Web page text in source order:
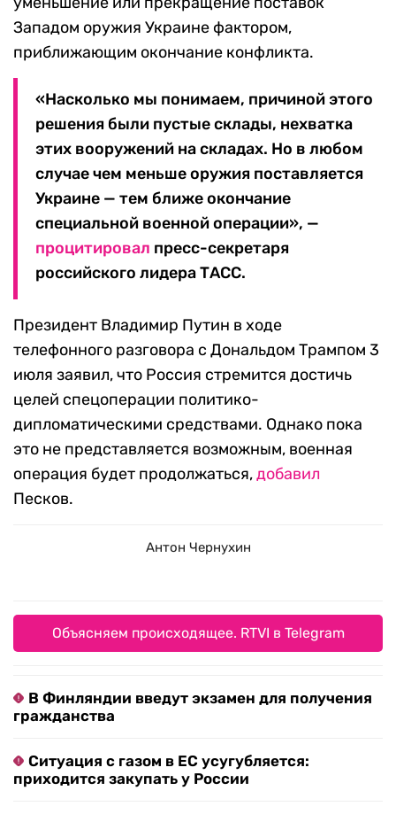
Западом оружия Украине фактором,
приближающим окончание конфликта.
«Насколько мы понимаем, причиной этого
решения были пустые склады, нехватка
этих вооружений на складах. Но в любом
случае чем меньше оружия поставляется
Украине — тем ближе окончание
специальной военной операции», —
процитировал пресс-секретаря
российского лидера ТАСС.
Президент Владимир Путин в ходе
телефонного разговора с Дональдом Трампом 3
июля заявил, что Россия стремится достичь
целей спецоперации политико-
дипломатическими средствами. Однако пока
это не представляется возможным, военная
операция будет продолжаться,добавил
Песков.
Антон Чернухин
Объясняем происходящее. RTVI в Telegram
В Финляндии введут экзамен для получения
гражданства
Ситуация с газом в ЕС усугубляется:
приходится закупать у России